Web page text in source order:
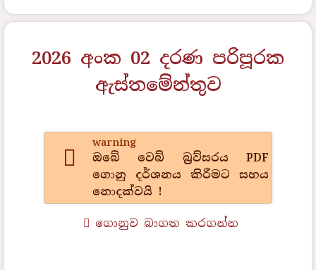
2026 අංක 02 දරණ පරිපූරක
ඇස්තමේන්තුව
warning
ඔබේ වෙබ් බ්‍රව්සරය PDF
ගොනු දර්ශනය කිරීමට සහය
නොදක්වයි !
ගොනුව බාගත කරගන්න